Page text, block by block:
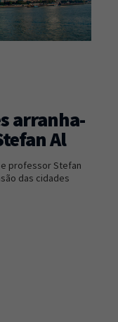
.
arranha-
Al
professor Stefan
das cidades